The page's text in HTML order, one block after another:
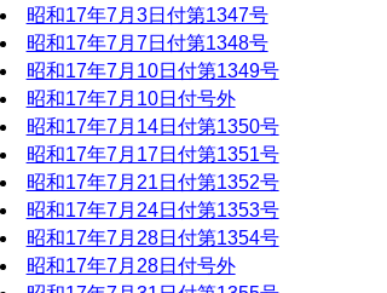
昭和17年7月3日付第1347号
昭和17年7月7日付第1348号
昭和17年7月10日付第1349号
昭和17年7月10日付号外
昭和17年7月14日付第1350号
昭和17年7月17日付第1351号
昭和17年7月21日付第1352号
昭和17年7月24日付第1353号
昭和17年7月28日付第1354号
昭和17年7月28日付号外